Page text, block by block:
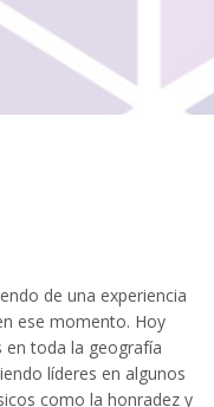
de una experiencia
ese momento. Hoy
en toda la geografía
líderes en algunos
como la honradez y